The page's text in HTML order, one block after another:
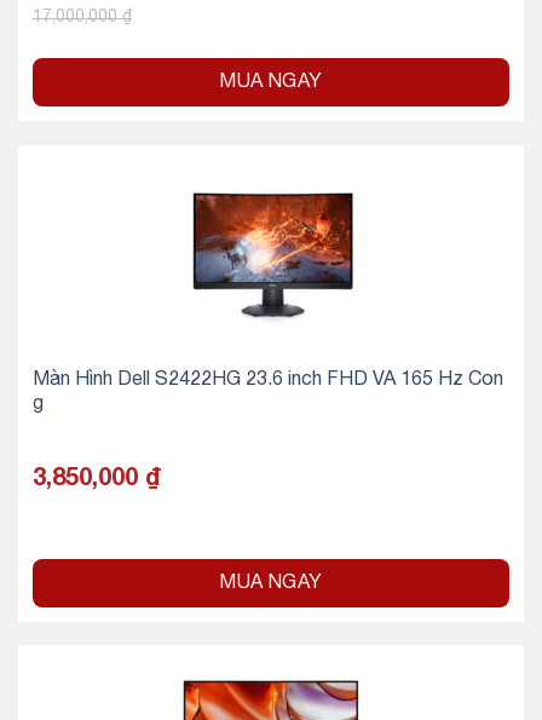
17,000,000₫
MUA NGAY
Màn Hình Dell S2422HG 23.6 inch FHD VA 165 Hz Con
g
3,850,000 ₫
MUA NGAY